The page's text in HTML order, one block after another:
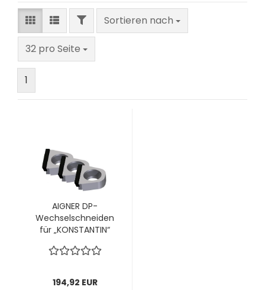
FILTERSortieren nach
Sortieren nach
32 pro Seite
pro Seite
1
AIGNER DP-
Wechselschneiden
für „KONSTANTIN“
14,5x14,1x4,7; 1 VPE
194,92 EUR